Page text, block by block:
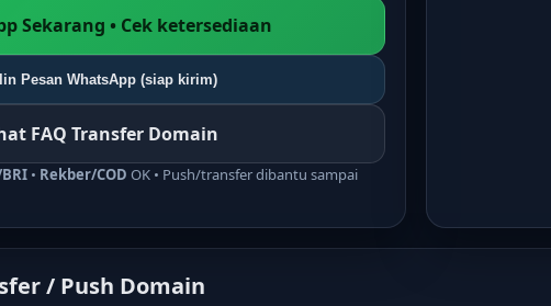
Sekarang • Cek ketersediaan
Pesan WhatsApp (siap kirim)
FAQ Transfer Domain
• Rekber/COD OK • Push/transfer dibantu sampai
/ Push Domain